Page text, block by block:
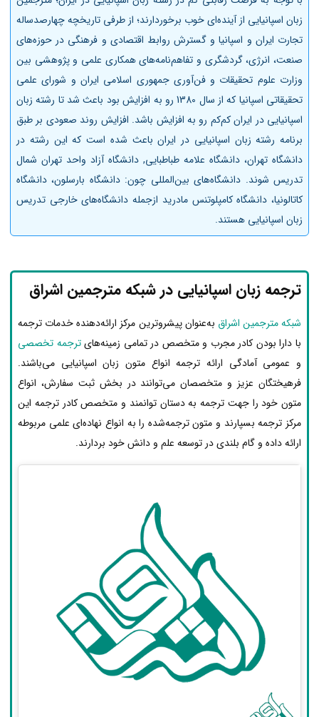
زبان اسپانیایی از آینده‌ای خوب برخوردارند؛ از طرفی تاریخچه چهارصدساله
تجارت ایران و اسپانیا و گسترش روابط اقتصادی و فرهنگی در حوزه‌های
صنعت، انرژی، گردشگری و تفاهم‌نامه‌های همکاری علمی و پژوهشی بین
وزارت علوم تحقیقات و فن‌آوری جمهوری اسلامی ایران و شورای علمی
تحقیقاتی اسپانیا که از سال 1380 رو به افزایش بود باعث شد تا رشته زبان
اسپانیایی در ایران کم‌کم رو به افزایش باشد. افزایش روند صعودی بر طبق
برنامه رشته زبان اسپانیایی در ایران باعث شده است که این رشته در
دانشگاه تهران، دانشگاه علامه طباطبایی, دانشگاه آزاد واحد تهران شمال
تدریس شوند. دانشگاه‌های بین‌المللی چون: دانشگاه بارسلون، دانشگاه
کاتالونیا، دانشگاه کامپلوتنس مادرید ازجمله دانشگاه‌های خارجی تدریس
زبان اسپانیایی هستند.
ترجمه زبان اسپانیایی در شبکه مترجمین اشراق
شبکه مترجمین اشراق به‌عنوان پیشروترین مرکز ارائه‌دهنده خدمات ترجمه
با دارا بودن کادر مجرب و متخصص در تمامی زمینه‌هایترجمه تخصصی
و عمومی آمادگی ارائه ترجمه انواع متون زبان اسپانیایی می‌باشند.
فرهیختگان عزیز و متخصصان می‌توانند در بخش ثبت سفارش، انواع
متون خود را جهت ترجمه به دستان توانمند و متخصص کادر ترجمه این
مرکز ترجمه بسپارند و متون ترجمه‌شده را به انواع نهاده‌ای علمی مربوطه
ارائه داده و گام بلندی در توسعه علم و دانش خود بردارند.